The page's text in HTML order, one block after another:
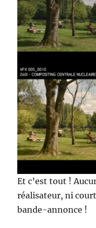
Et c’est tout !
réalisateur, ni
bande-annonce !